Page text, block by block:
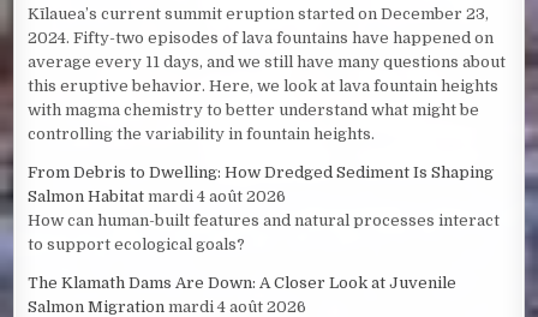
Kīlauea’s current summit eruption started on December 23,
2024. Fifty-two episodes of lava fountains have happened on
average every 11 days, and we still have many questions about
this eruptive behavior. Here, we look at lava fountain heights
with magma chemistry to better understand what might be
controlling the variability in fountain heights.
From Debris to Dwelling: How Dredged Sediment Is Shaping
Salmon Habitat mardi 4 août 2026
How can human-built features and natural processes interact
to support ecological goals?
The Klamath Dams Are Down: A Closer Look at Juvenile
Salmon Migration mardi 4 août 2026